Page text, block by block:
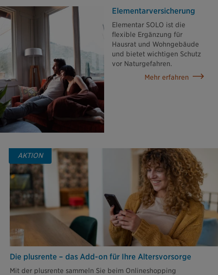
Elementar­versicherung
Elementar SOLO ist die
flexible Ergänzung für
Hausrat und Wohngebäude
und bietet wichtigen Schutz
vor Naturgefahren.
Mehr erfahren
AKTION
Die plusrente – das Add-on für Ihre Altersvorsorge
Mit der plusrente sammeln Sie beim Onlineshopping